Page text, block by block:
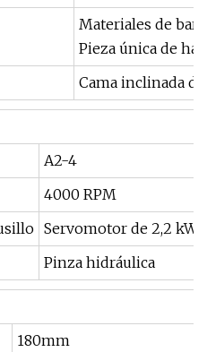
Materiales de
Pieza única de
Cama inclinada de
A2-4
4000 RPM
Servomotor de 2,2 kW
Pinza hidráulica
180mm